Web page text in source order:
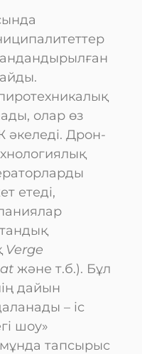
олар өз
Дрон-
етеді,
Verge
және т.б.). Бұл
дайын
– іс
шоу»
тапсырыс